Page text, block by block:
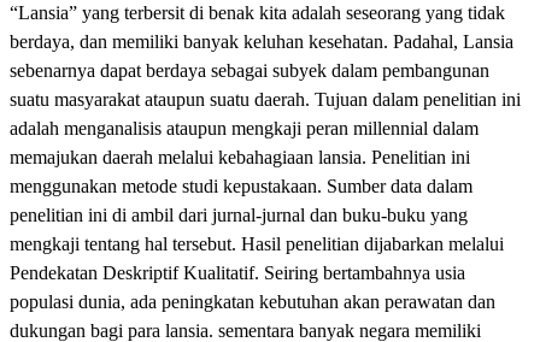
“Lansia” yang terbersit di benak kita adalah seseorang yang tidak
berdaya, dan memiliki banyak keluhan kesehatan. Padahal, Lansia
sebenarnya dapat berdaya sebagai subyek dalam pembangunan
suatu masyarakat ataupun suatu daerah. Tujuan dalam penelitian ini
adalah menganalisis ataupun mengkaji peran millennial dalam
memajukan daerah melalui kebahagiaan lansia. Penelitian ini
menggunakan metode studi kepustakaan. Sumber data dalam
penelitian ini di ambil dari jurnal-jurnal dan buku-buku yang
mengkaji tentang hal tersebut. Hasil penelitian dijabarkan melalui
Pendekatan Deskriptif Kualitatif. Seiring bertambahnya usia
populasi dunia, ada peningkatan kebutuhan akan perawatan dan
dukungan bagi para lansia. sementara banyak negara memiliki